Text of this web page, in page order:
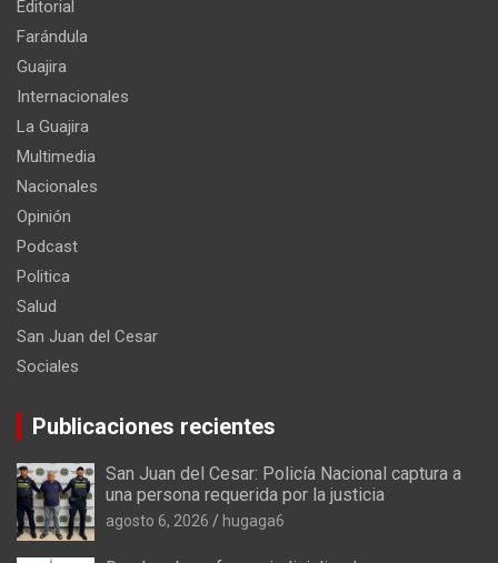
Editorial
Farándula
Guajira
Internacionales
La Guajira
Multimedia
Nacionales
Opinión
Podcast
Politica
Salud
San Juan del Cesar
Sociales
Publicaciones recientes
San Juan del Cesar: Policía Nacional captura a
una persona requerida por la justicia
agosto 6, 2026 hugaga6